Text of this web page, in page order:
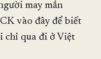
may mắn
vào đây để biết
chỉ qua đi ở Việt